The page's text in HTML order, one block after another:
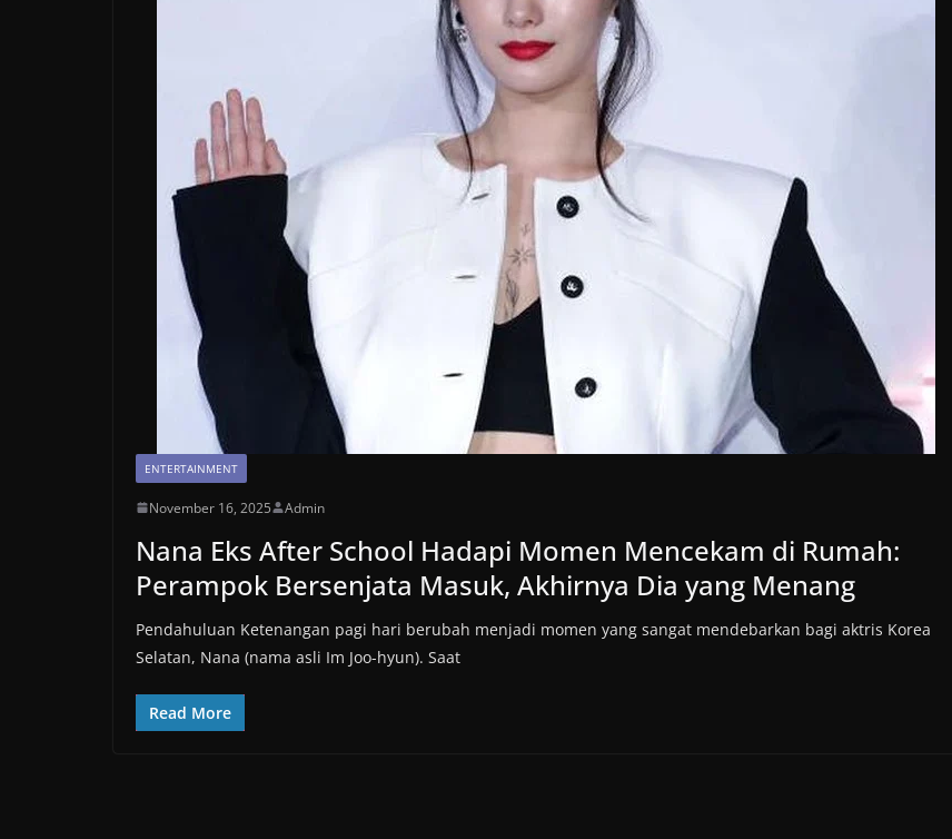
ENTERTAINMENT
November 16, 2025 Admin
Nana Eks After School Hadapi Momen Mencekam di Rumah:
Perampok Bersenjata Masuk, Akhirnya Dia yang Menang
Pendahuluan Ketenangan pagi hari berubah menjadi momen yang sangat mendebarkan bagi aktris Korea
Selatan, Nana (nama asli Im Joo-hyun). Saat
Read More